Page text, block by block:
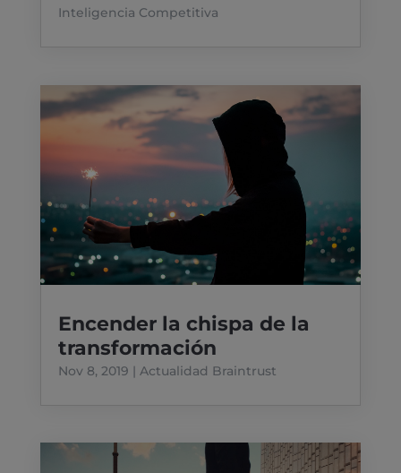
Inteligencia Competitiva
Encender la chispa de la
transformación
Nov 8, 2019 | Actualidad Braintrust